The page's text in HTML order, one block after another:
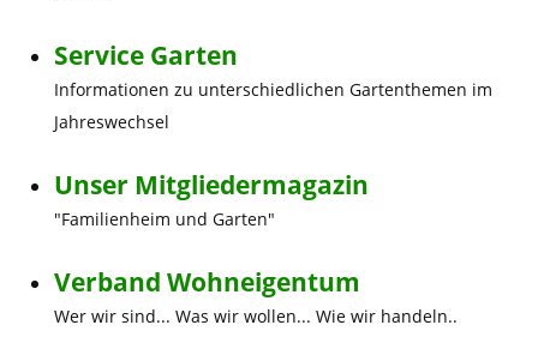
Service Garten
Informationen zu unterschiedlichen Gartenthemen im
Jahreswechsel
Unser Mitgliedermagazin
"Familienheim und Garten"
Verband Wohneigentum
Wer wir sind... Was wir wollen... Wie wir handeln..